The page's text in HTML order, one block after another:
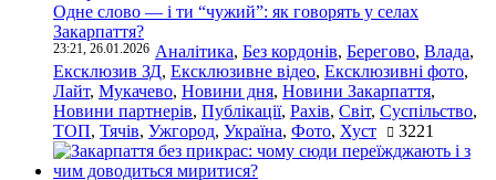
Одне слово — і ти “чужий”: як говорять у селах
Закарпаття?
23:21, 26.01.2026 Аналітика, Без кордонів, Берегово, Влада,
Ексклюзив ЗД, Ексклюзивне відео, Ексклюзивні фото,
Лайт, Мукачево, Новини дня, Новини Закарпаття,
Новини партнерів, Публікації, Рахів, Світ, Суспільство,
ТОП, Тячів, Ужгород, Україна, Фото, Хуст 3221